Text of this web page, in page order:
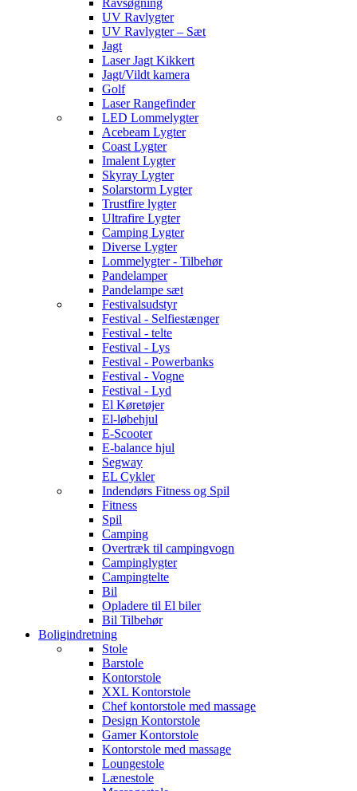
Ravsøgning
UV Ravlygter
UV Ravlygter – Sæt
Jagt
Laser Jagt Kikkert
Jagt/Vildt kamera
Golf
Laser Rangefinder
LED Lommelygter
Acebeam Lygter
Coast Lygter
Imalent Lygter
Skyray Lygter
Solarstorm Lygter
Trustfire lygter
Ultrafire Lygter
Camping Lygter
Diverse Lygter
Lommelygter - Tilbehør
Pandelamper
Pandelampe sæt
Festivalsudstyr
Festival - Selfiestænger
Festival - telte
Festival - Lys
Festival - Powerbanks
Festival - Vogne
Festival - Lyd
El Køretøjer
El-løbehjul
E-Scooter
E-balance hjul
Segway
EL Cykler
Indendørs Fitness og Spil
Fitness
Spil
Camping
Overtræk til campingvogn
Campinglygter
Campingtelte
Bil
Opladere til El biler
Bil Tilbehør
Boligindretning
Stole
Barstole
Kontorstole
XXL Kontorstole
Chef kontorstole med massage
Design Kontorstole
Gamer Kontorstole
Kontorstole med massage
Loungestole
Lænestole